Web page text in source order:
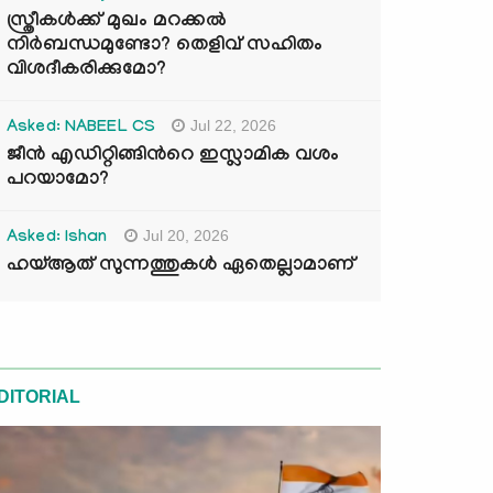
സ്ത്രീകൾക്ക് മുഖം മറക്കൽ
നിർബന്ധമുണ്ടോ? തെളിവ് സഹിതം
വിശദീകരിക്കുമോ?
Asked: NABEEL CS Jul 22, 2026
ജീൻ എഡിറ്റിങ്ങിന്‍റെ ഇസ്ലാമിക വശം
പറയാമോ?
Asked: Ishan Jul 20, 2026
ഹയ്ആത് സുന്നത്തുകൾ ഏതെല്ലാമാണ്